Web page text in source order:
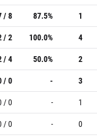
/ 8 87.5% 1
/ 2 100.0% 4
/ 4 50.0% 2
/ 0 - 3
/ 0 - 1
/ 0 - 0